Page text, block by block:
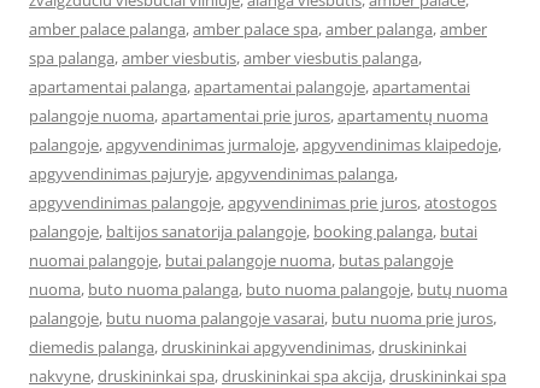
amber palace palanga,amber palace spa,amber palanga,amber
spa palanga,amber viesbutis,amber viesbutis palanga,
apartamentai palanga,apartamentai palangoje,apartamentai
palangoje nuoma,apartamentai prie juros,apartamentų nuoma
palangoje,apgyvendinimas jurmaloje,apgyvendinimas klaipedoje,
apgyvendinimas pajuryje,apgyvendinimas palanga,
apgyvendinimas palangoje,apgyvendinimas prie juros,atostogos
palangoje, baltijos sanatorija palangoje, booking palanga, butai
nuomai palangoje, butai palangoje nuoma, butas palangoje
nuoma, buto nuoma palanga, buto nuoma palangoje, butų nuoma
palangoje, butu nuoma palangoje vasarai, butu nuoma prie juros,
diemedis palanga,druskininkai apgyvendinimas,druskininkai
nakvyne,druskininkai spa,druskininkai spa akcija,druskininkai spa